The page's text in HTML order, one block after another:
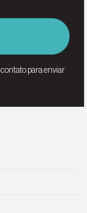
para enviar